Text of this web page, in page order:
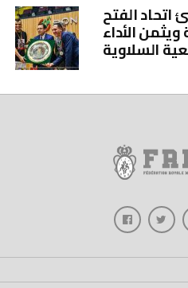
الفتح
الأداء
السلاوية